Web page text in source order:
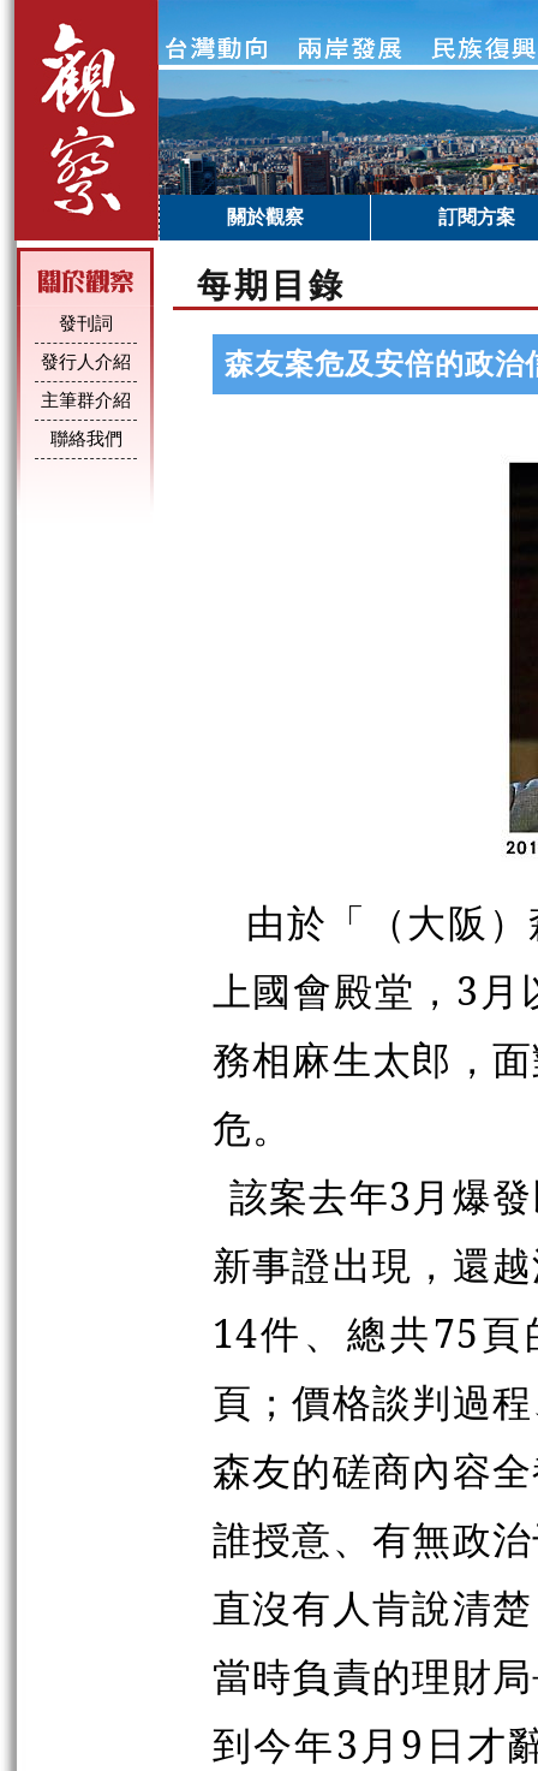
關於觀察 訂閱方案
發刊詞
發行人介紹
主筆群介紹
聯絡我們
每期目錄
森友案危及安倍的政治
由於「（大阪
上國會殿堂，3月
務相麻生太郎，
危。
該案去年3月爆
新事證出現，還
14件、總共75
頁；價格談判過
森友的磋商內容
誰授意、有無政
直沒有人肯說清
當時負責的理財
到今年3月9日才